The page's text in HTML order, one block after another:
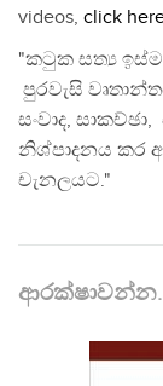
videos, click
"කටුක සත්‍ය
පුරවැසි
සංවාද,
නිශ්පාදනය කර
චැනලයට."